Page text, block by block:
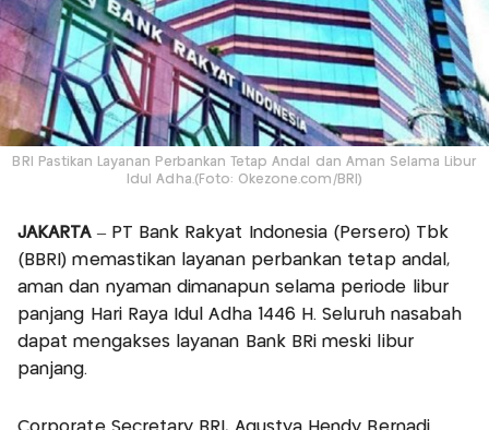
BRI Pastikan Layanan Perbankan Tetap Andal dan Aman Selama Libur
Idul Adha.(Foto: Okezone.com/BRI)
JAKARTA– PT Bank Rakyat Indonesia (Persero) Tbk
(BBRI) memastikan layanan perbankan tetap andal,
aman dan nyaman dimanapun selama periode libur
panjang Hari Raya Idul Adha 1446 H. Seluruh nasabah
dapat mengakses layanan Bank BRi meski libur
panjang.